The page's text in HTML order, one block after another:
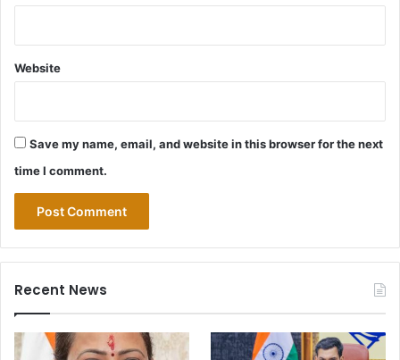
Website
Save my name, email, and website in this browser for the next
time I comment.
Recent News